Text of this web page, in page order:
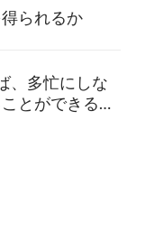
られるか
、多忙にしな
とができるよ